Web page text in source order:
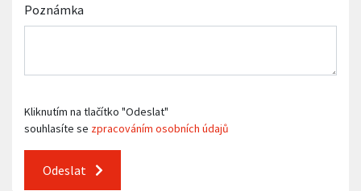
Poznámka
Kliknutím na tlačítko "Odeslat"
souhlasíte se zpracováním osobních údajů
Odeslat